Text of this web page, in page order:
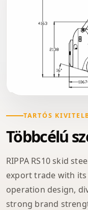
TARTÓS
Többcélú
RIPPA RS10 skid
export trade with
operation design,
strong brand